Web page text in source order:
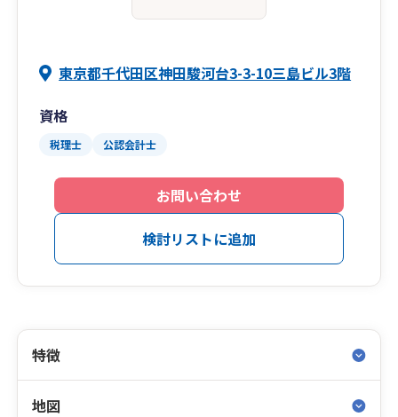
東京都千代田区神田駿河台3-3-10三島ビル3階
資格
税理士 公認会計士
お問い合わせ
検討リストに追加
特徴
地図